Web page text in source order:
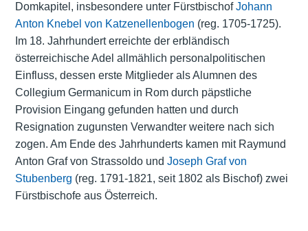
Domkapitel, insbesondere unter FürstbischofJohann
Anton Knebel von Katzenellenbogen (reg. 1705-1725).
Im 18. Jahrhundert erreichte der erbländisch
österreichische Adel allmählich personalpolitischen
Einfluss, dessen erste Mitglieder als Alumnen des
Collegium Germanicum in Rom durch päpstliche
Provision Eingang gefunden hatten und durch
Resignation zugunsten Verwandter weitere nach sich
zogen. Am Ende des Jahrhunderts kamen mit Raymund
Anton Graf von Strassoldo und Joseph Graf von
Stubenberg (reg. 1791-1821, seit 1802 als Bischof) zwei
Fürstbischofe aus Österreich.